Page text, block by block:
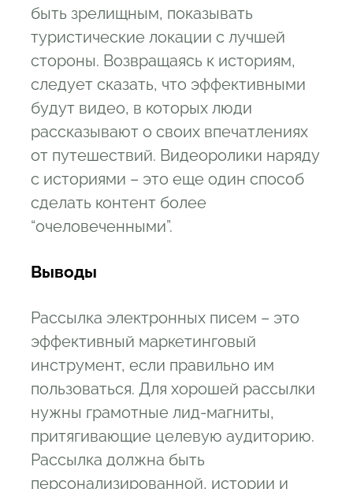
быть зрелищным, показывать
туристические локации с лучшей
стороны. Возвращаясь к историям,
следует сказать, что эффективными
будут видео, в которых люди
рассказывают о своих впечатлениях
от путешествий. Видеоролики наряду
с историями – это еще один способ
сделать контент более
“очеловеченными”.
Выводы
Рассылка электронных писем – это
эффективный маркетинговый
инструмент, если правильно им
пользоваться. Для хорошей рассылки
нужны грамотные лид-магниты,
притягивающие целевую аудиторию.
Рассылка должна быть
персонализированной, истории и